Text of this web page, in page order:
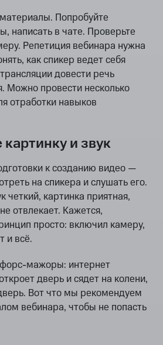
Попробуйте
написать в чате. Проверьте
Репетиция вебинара нужна
как спикер ведет себя
довести речь
Можно провести несколько
отработки навыков
картинку и звук
к созданию видео —
на спикера и слушать его.
четкий, картинка приятная,
отвлекает. Кажется,
просто: включил камеру,
и всё.
мажоры: интернет
дверь и сядет на колени,
Вот что мы рекомендуем
вебинара, чтобы не попасть